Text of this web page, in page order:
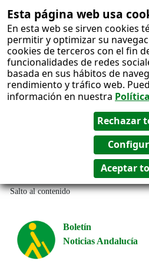
Esta página web usa
En esta web se sirven cookies
permitir y optimizar su
cookies de terceros con el fin
funcionalidades de redes
basada en sus hábitos de
rendimiento y tráfico web.
información en nuestra
Salto al contenido
Boletín
Noticias Andalucía